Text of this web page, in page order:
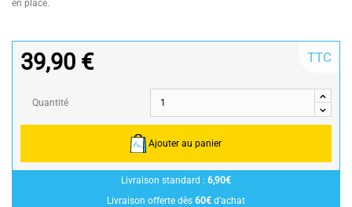
en place.
39,90 € TTC
Quantité
Ajouter au panier
Livraison standard : 6,90€
Livraison offerte dès 60€ d’achat